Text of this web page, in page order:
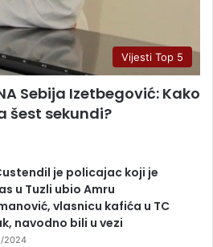
Vijesti Top 5
Sebija Izetbegović: Kako
šest sekundi?
je policajac koji je
u Tuzli ubio Amru
vlasnicu kafića u TC
navodno bili u vezi
2024